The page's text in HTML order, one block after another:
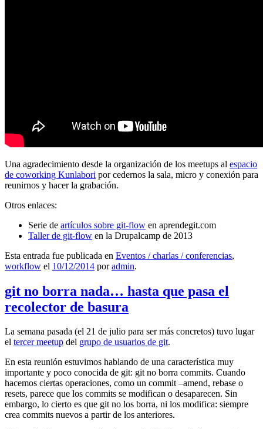
Una agradecimiento desde la organización de los meetups al espacio
de coworking Kunlabori por cedernos la sala, micro y conexión para
reunirnos y hacer la grabación.
Otros enlaces:
Serie de artículos sobre git-flow en aprendegit.com
Taller de git-flow en la Drupalcamp de 2013
Esta entrada fue publicada en Eventos / charlas / conferencias,
workflow el 10/12/2014 poradmin.
git no borra nada… hasta que pasa el
recolector de basura
La semana pasada (el 21 de julio para ser más concretos) tuvo lugar
el tercer meetup del grupo de usuarios de git.
En esta reunión estuvimos hablando de una característica muy
importante y poco conocida de git: git no borra commits. Cuando
hacemos ciertas operaciones, como un commit –amend, rebase o
resets, parece que los commits se modifican o desaparecen. Sin
embargo, lo cierto es que git no los borra, ni los modifica: siempre
crea commits nuevos a partir de los anteriores.